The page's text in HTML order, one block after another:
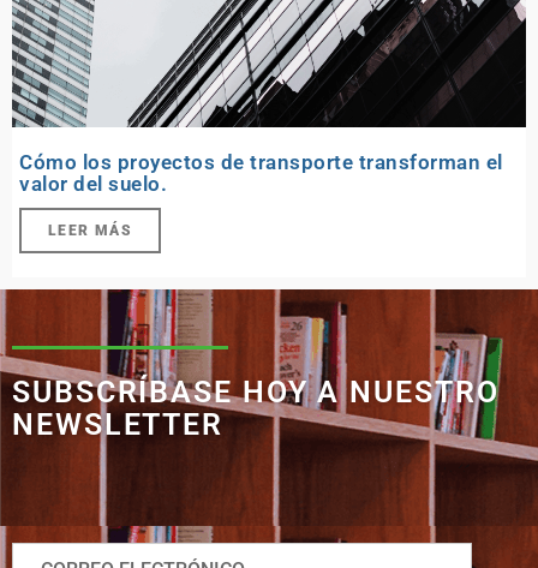
Cómo los proyectos de transporte transforman el
valor del suelo.
LEER MÁS
SUBSCRÍBASE HOY A NUESTRO
NEWSLETTER